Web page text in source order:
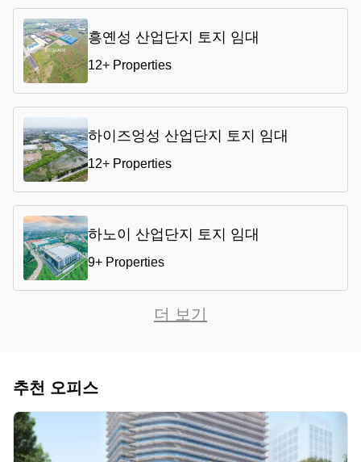
흥옌성 산업단지 토지 임대
12+ Properties
하이즈엉성 산업단지 토지 임대
12+ Properties
하노이 산업단지 토지 임대
9+ Properties
더 보기
추천 오피스